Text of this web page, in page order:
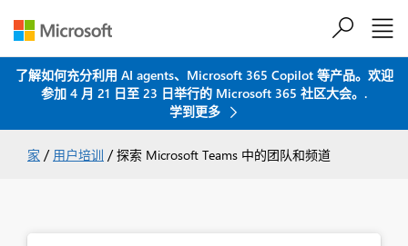
跳到主要内容
了解如何充分利用 AI agents、Microsoft 365 Copilot 等产品。欢迎
参加 4 月 21 日至 23 日举行的 Microsoft 365 社区大会。.
学到更多
家 / 用户培训 /探索 Microsoft Teams 中的团队和频道